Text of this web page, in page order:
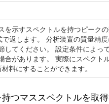
を示すスペクトルを持つピーク
返します。 分析装置の質量精
してください。 設定条件によっ
合があります。 実際にスペクト
料にすることができます。
つマススペクトルを取